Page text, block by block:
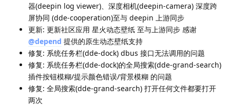
器(deepin log viewer)、深度相机(deepin-camera) 深度跨
屏协同 (dde-cooperation)至与 deepin 上游同步
更新: 更新社区应用 星火动态壁纸 至与上游同步 感谢
@depend 提供的原生动态壁纸支持
修复: 系统任务栏(dde-dock) dbus 接口无法调用的问题
修复: 系统任务栏(dde-dock)的全局搜索(dde-grand-search)
插件按钮模糊/提示颜色错误/背景模糊 的问题
修复: 全局搜索(dde-grand-search) 打开任何文件都要打开
两次